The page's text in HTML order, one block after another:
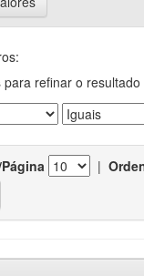
para refinar o
|